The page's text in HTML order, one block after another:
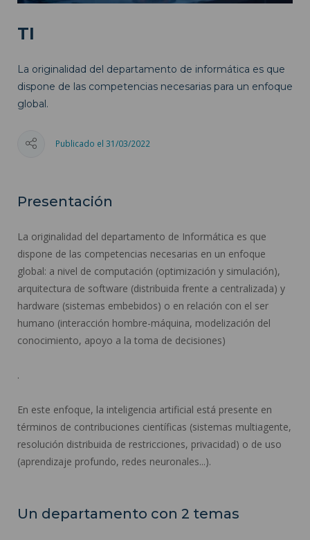
TI
La originalidad del departamento de informática es que
dispone de las competencias necesarias para un enfoque
global.
Publicado el 31/03/2022
Presentación
La originalidad del departamento de Informática es que
dispone de las competencias necesarias en un enfoque
global: a nivel de computación (optimización y simulación),
arquitectura de software (distribuida frente a centralizada) y
hardware (sistemas embebidos) o en relación con el ser
humano (interacción hombre-máquina, modelización del
conocimiento, apoyo a la toma de decisiones)
.
En este enfoque, la inteligencia artificial está presente en
términos de contribuciones científicas (sistemas multiagente,
resolución distribuida de restricciones, privacidad) o de uso
(aprendizaje profundo, redes neuronales...).
Un departamento con 2 temas